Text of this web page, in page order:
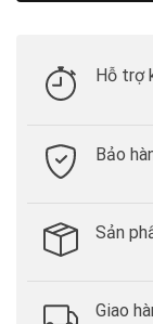
Hỗ trợ
Bảo
Sản
Giao